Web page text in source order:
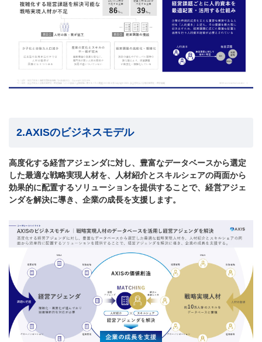
2.AXISのビジネスモデル
高度化する経営アジェンダに対し、豊富なデータベースから選定
した最適な戦略実現人材を、人材紹介とスキルシェアの両面から
効果的に配置するソリューションを提供することで、経営アジェ
ンダを解決に導き、企業の成長を支援します。